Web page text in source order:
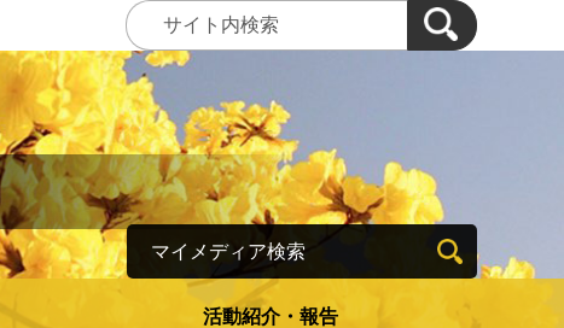
活動紹介・報告
マイメディア検索